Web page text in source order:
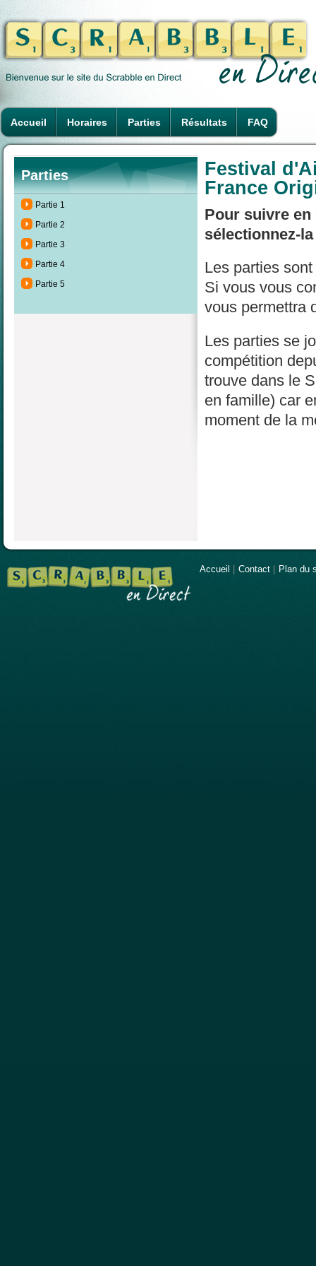
Accueil Horaires Parties Résultats FAQ
Parties
Partie 1
Partie 2
Partie 3
Partie 4
Partie 5
Festival
France
Pour suivre
sélectionnez-
Les parties
Si vous vous
vous permettra
Les parties se
compétition
trouve dans le
en famille) car
moment de la
Accueil Contact Plan du